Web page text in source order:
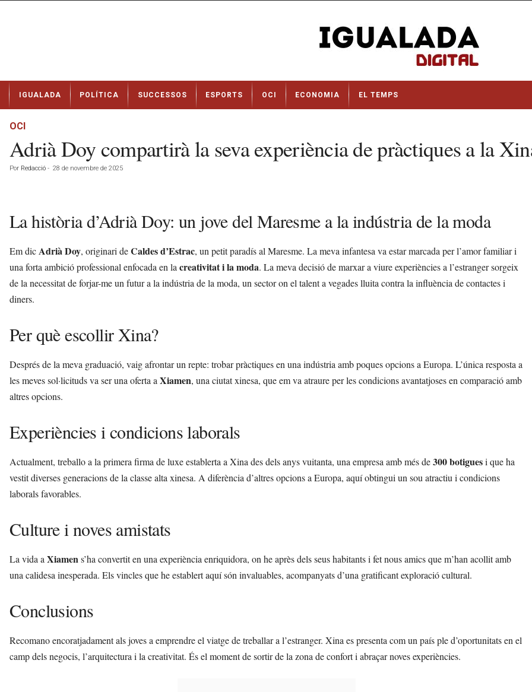
t
IGUALADA POLÍTICA SUCCESSOS ESPORTS OCI ECONOMIA EL TEMPS
OCI
Adrià Doy compartirà la seva experiència de pràctiques a la
Por Redacció - 28 de novembre de 2025
La història d’Adrià Doy: un jove del Maresme a la indústria de la moda
Em dicAdrià Doy, originari deCaldes d’Estrac, un petit paradís al Maresme. La meva infantesa va estar marcada per l’amor familiar i
una forta ambició professional enfocada en la creativitat i la moda. La meva decisió de marxar a viure experiències a l’estranger sorgeix
de la necessitat de forjar-me un futur a la indústria de la moda, un sector on el talent a vegades lluita contra la influència de contactes i
diners.
Per què escollir Xina?
Després de la meva graduació, vaig afrontar un repte: trobar pràctiques en una indústria amb poques opcions a Europa. L’única resposta a
les meves sol·licituds va ser una oferta a Xiamen, una ciutat xinesa, que em va atraure per les condicions avantatjoses en comparació amb
altres opcions.
Experiències i condicions laborals
Actualment, treballo a la primera firma de luxe establerta a Xina des dels anys vuitanta, una empresa amb més de300 botiguesi que ha
vestit diverses generacions de la classe alta xinesa. A diferència d’altres opcions a Europa, aquí obtingui un sou atractiu i condicions
laborals favorables.
Culture i noves amistats
La vida a Xiamens’ha convertit en una experiència enriquidora, on he après dels seus habitants i fet nous amics que m’han acollit amb
una calidesa inesperada. Els vincles que he establert aquí són invaluables, acompanyats d’una gratificant exploració cultural.
Conclusions
Recomano encoratjadament als joves a emprendre el viatge de treballar a l’estranger. Xina es presenta com un país ple d’oportunitats en el
camp dels negocis, l’arquitectura i la creativitat. És el moment de sortir de la zona de confort i abraçar noves experiències.